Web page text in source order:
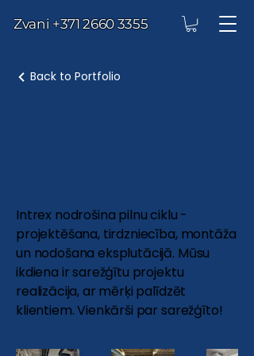
Zvani +371 2660 3355
Back to Portfolio
Intrex nodrošina pilnu ciklu -
projektēšana, tirdzniecība, montāža
un nodošana eksplutācijā. Mūsu
ikdiena ir sarežģītu projektu
realizācija, ar mērķi palīdzēt
klientiem. Vienkārši par sarežģīto!